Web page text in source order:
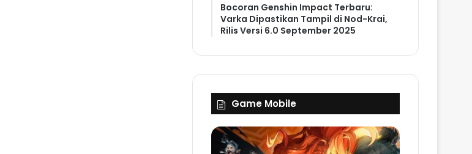
Bocoran Genshin Impact Terbaru:
Varka Dipastikan Tampil di Nod-Krai,
Rilis Versi 6.0 September 2025
Game Mobile